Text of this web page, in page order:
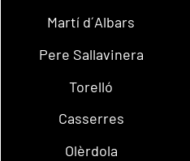
Martí d´Albars
Pere Sallavinera
Torelló
Casserres
Olèrdola